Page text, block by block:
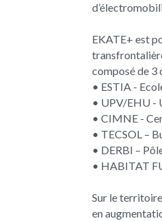
EKATE+ est
composé de 3
• ESTIA -
• UPV/EHU -
• CIMNE -
• TECSOL –
• DERBI –
• HABITAT
Sur le
en